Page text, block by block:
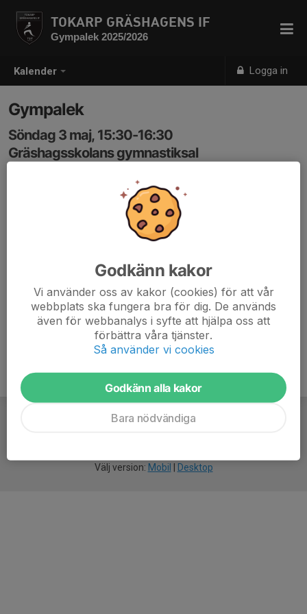
Kalender Logga in
TOKARP GRÄSHAGENS IF
Gympalek 2025/2026
Gympalek
Söndag 3 maj, 15:30-16:30
Gräshagsskolans gymnastiksal
Välj version: Mobil Desktop
Godkänn kakor
Vi använder oss av kakor (cookies) för att vår
webbplats ska fungera bra för dig. De används
även för webbanalys i syfte att hjälpa oss att
förbättra våra tjänster.
Så använder vi cookies
Godkänn alla kakor
Bara nödvändiga